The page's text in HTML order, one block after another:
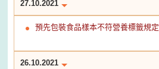
27.10.2021
預先包裝食品樣本不符營養標籤規定
26.10.2021